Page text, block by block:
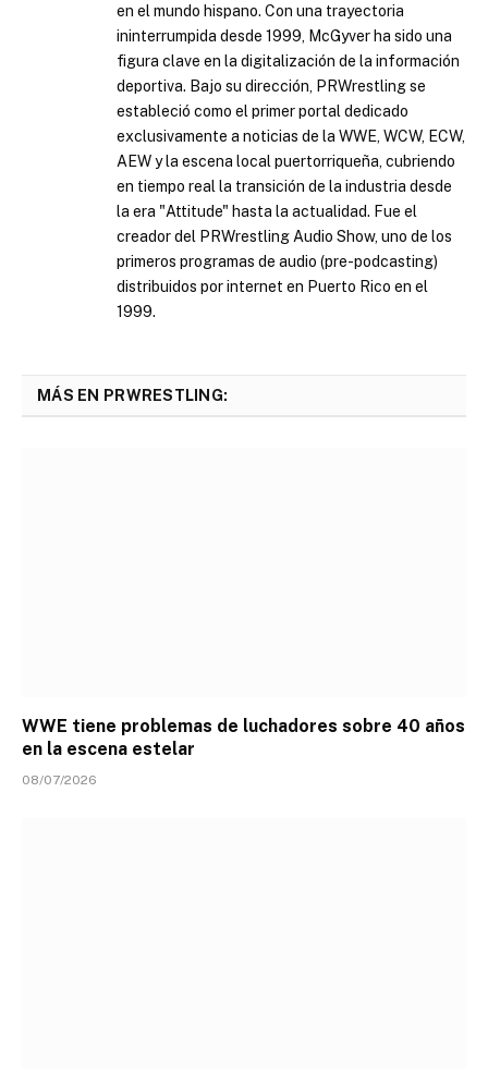
en el mundo hispano. Con una trayectoria
ininterrumpida desde 1999, McGyver ha sido una
figura clave en la digitalización de la información
deportiva. Bajo su dirección, PRWrestling se
estableció como el primer portal dedicado
exclusivamente a noticias de la WWE, WCW, ECW,
AEW y la escena local puertorriqueña, cubriendo
en tiempo real la transición de la industria desde
la era "Attitude" hasta la actualidad. Fue el
creador del PRWrestling Audio Show, uno de los
primeros programas de audio (pre-podcasting)
distribuidos por internet en Puerto Rico en el
1999.
MÁS EN PRWRESTLING:
WWE tiene problemas de luchadores sobre 40 años
en la escena estelar
08/07/2026